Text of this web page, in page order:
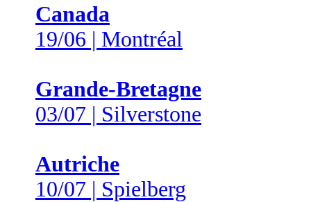
Canada
19/06 | Montréal
Grande-Bretagne
03/07 | Silverstone
Autriche
10/07 | Spielberg